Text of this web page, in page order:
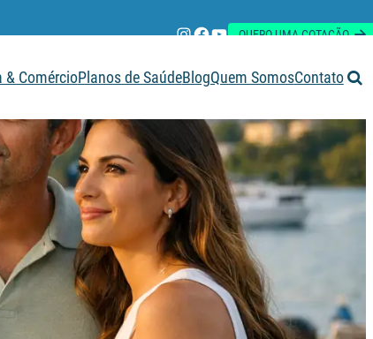
Instagram
Facebook
Youtube
QUERO UMA COTAÇÃO
& ComércioPlanos de SaúdeBlogQuem SomosContato